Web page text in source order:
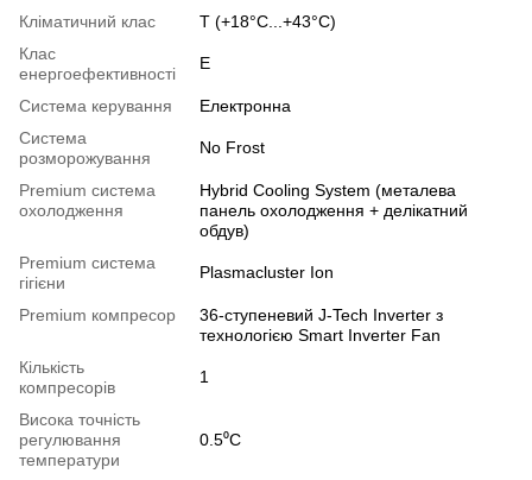
Кліматичний клас
Т (+18°C...+43°C)
Клас
енергоефективності
E
Система керування
Електронна
Система
розморожування
No Frost
Premium система
охолодження
Hybrid Cooling System (металева
панель охолодження + делікатний
обдув)
Premium система
гігієни
Plasmacluster Ion
Premium компресор
36-ступеневий J-Tech Inverter з
технологією Smart Inverter Fan
Кількість
компресорів
1
Висока точність
регулювання
температури
0.5⁰С